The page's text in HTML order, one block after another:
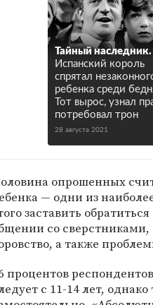
Тайный наследник.
Испанский король
спрятал
ребенка среди
Тот вырос, узнал
потребовал трон
28 августа 2021
опрошенных
— одни из
заставить
со
а также
процентов
с 11-14 лет,